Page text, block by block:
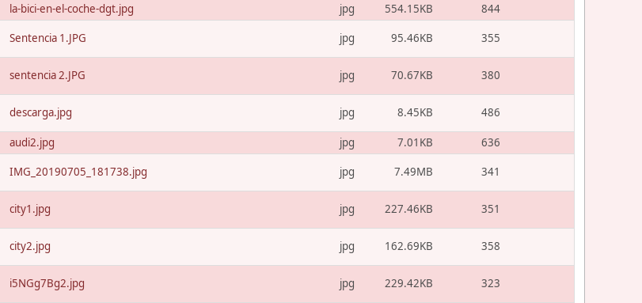
la-bici-en-el-coche-dgt.jpg jpg 554.15KB
844
Sentencia 1.JPG jpg 95.46KB 355
sentencia 2.JPG jpg 70.67KB 380
descarga.jpg jpg 8.45KB 486
audi2.jpg jpg 7.01KB
636
IMG_20190705_181738.jpg jpg 7.49MB 341
city1.jpg jpg 227.46KB 351
city2.jpg jpg 162.69KB 358
i5NGg7Bg2.jpg jpg 229.42KB 323